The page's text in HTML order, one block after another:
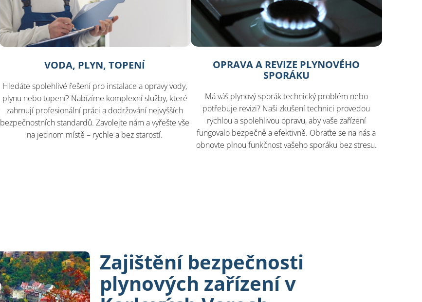
VODA, PLYN, TOPENÍ
Hledáte spolehlivé řešení pro instalace a opravy vody,
plynu nebo topení? Nabízíme komplexní služby, které
zahrnují profesionální práci a dodržování nejvyšších
bezpečnostních standardů. Zavolejte nám a vyřešte vše
na jednom místě – rychle a bez starostí.
OPRAVA A REVIZE PLYNOVÉHO
SPORÁKU
Má váš plynový sporák technický problém nebo
potřebuje revizi? Naši zkušení technici provedou
rychlou a spolehlivou opravu, aby vaše zařízení
fungovalo bezpečně a efektivně. Obraťte se na nás a
obnovte plnou funkčnost vašeho sporáku bez stresu.
Zajištění bezpečnosti
plynových zařízení v